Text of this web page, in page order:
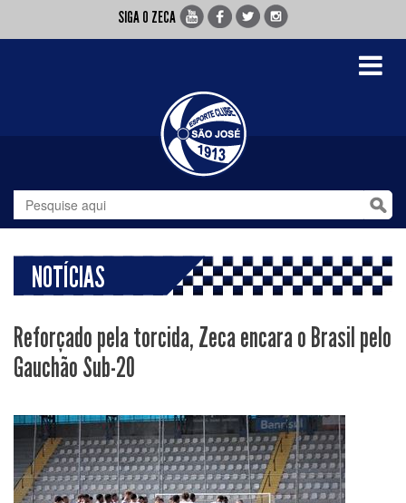
SIGA O ZECA
Toggle
NOTÍCIAS
Reforçado pela torcida, Zeca encara o Brasil pelo
Gauchão Sub-20